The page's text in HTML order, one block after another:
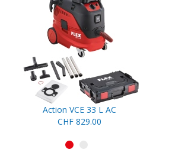
Action VCE 33 L AC
CHF 829.00
1